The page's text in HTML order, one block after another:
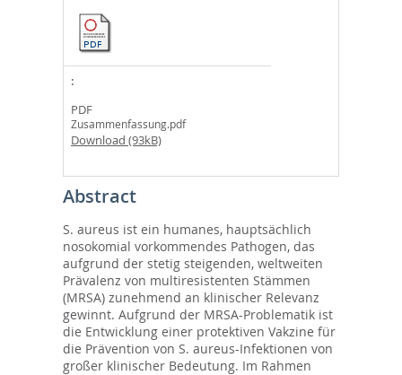
PDF
Zusammenfassung.pdf
Download (93kB)
Abstract
S. aureus ist ein humanes, hauptsächlich
nosokomial vorkommendes Pathogen, das
aufgrund der stetig steigenden, weltweiten
Prävalenz von multiresistenten Stämmen
(MRSA) zunehmend an klinischer Relevanz
gewinnt. Aufgrund der MRSA-Problematik ist
die Entwicklung einer protektiven Vakzine für
die Prävention von S. aureus-Infektionen von
großer klinischer Bedeutung. Im Rahmen